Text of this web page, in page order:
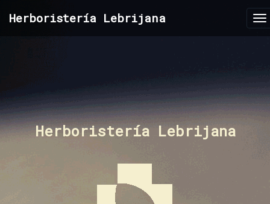
Herboristería Lebrijana
Herboristería Lebrijana